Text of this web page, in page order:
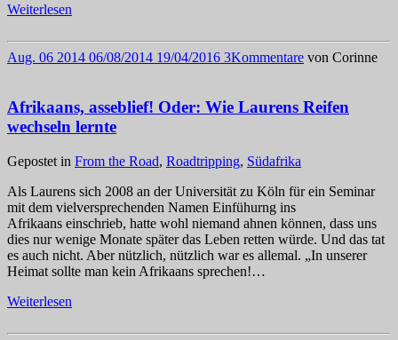
Weiterlesen
Aug. 06 2014 06/08/2014 19/04/2016 3Kommentare von Corinne
Afrikaans, asseblief! Oder: Wie Laurens Reifen
wechseln lernte
Gepostet in From the Road, Roadtripping, Südafrika
Als Laurens sich 2008 an der Universität zu Köln für ein Seminar
mit dem vielversprechenden Namen Einfühurng ins
Afrikaans einschrieb, hatte wohl niemand ahnen können, dass uns
dies nur wenige Monate später das Leben retten würde. Und das tat
es auch nicht. Aber nützlich, nützlich war es allemal. „In unserer
Heimat sollte man kein Afrikaans sprechen!…
Weiterlesen